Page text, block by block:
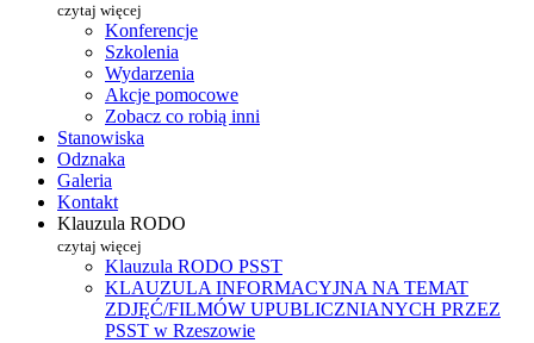
czytaj więcej
Konferencje
Szkolenia
Wydarzenia
Akcje pomocowe
Zobacz co robią inni
Stanowiska
Odznaka
Galeria
Kontakt
Klauzula RODO
czytaj więcej
Klauzula RODO PSST
KLAUZULA INFORMACYJNA NA TEMAT
ZDJĘĆ/FILMÓW UPUBLICZNIANYCH PRZEZ
PSST w Rzeszowie